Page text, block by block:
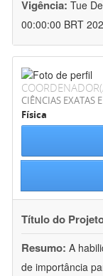
Vigência: Tue
00:00:00 BRT
CIÊNCIAS EXATAS
Física
Título do
Resumo: A
de importância